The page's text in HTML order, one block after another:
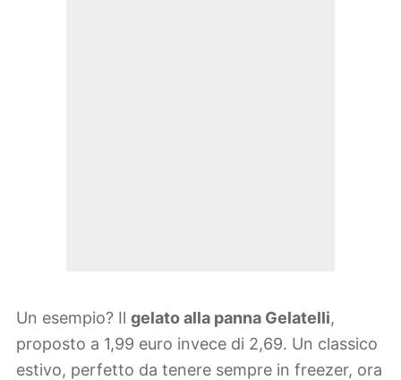
Un esempio? Il gelato alla panna Gelatelli,
proposto a 1,99 euro invece di 2,69. Un classico
estivo, perfetto da tenere sempre in freezer, ora